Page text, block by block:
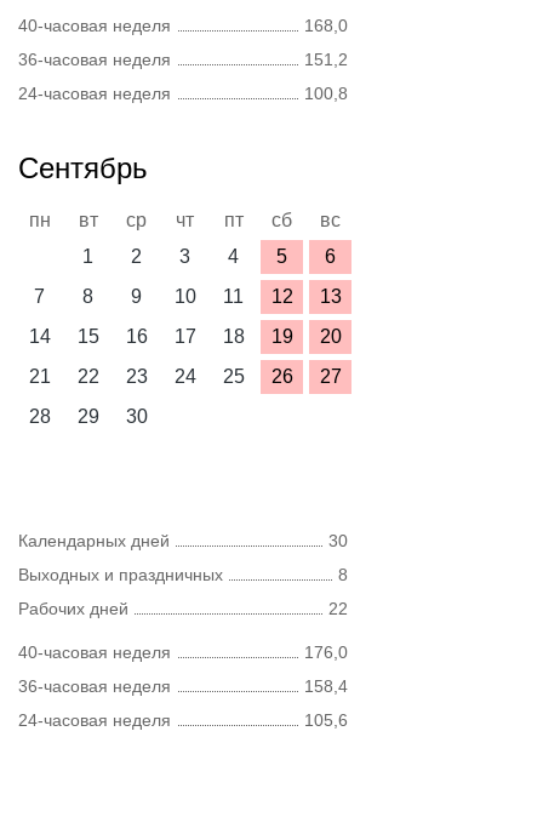
40-часовая неделя
168,0
36-часовая неделя
151,2
24-часовая неделя
100,8
Сентябрь
пн вт ср чт пт сб
вс
1
2 3 4 5
6
7
8 9 10 11 12
13
14
15 16 17 18 19
20
21
22 23 24 25 26
27
28
29 30
Календарных дней
30
Выходных и праздничных
8
Рабочих дней
22
40-часовая неделя
176,0
36-часовая неделя
158,4
24-часовая неделя
105,6